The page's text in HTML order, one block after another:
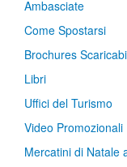
Ambasciate
Come Spostarsi
Brochures
Libri
Uffici del Turismo
Video Promozionali
Mercatini di Natale